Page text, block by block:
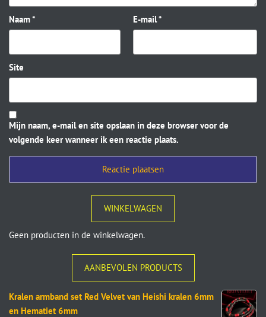
Naam* E-mail*
Site
Mijn naam, e-mail en site opslaan in deze browser voor de
volgende keer wanneer ik een reactie plaats.
WINKELWAGEN
Geen producten in de winkelwagen.
AANBEVOLEN PRODUCTS
Kralen armband set Red Velvet van Heishi kralen 6mm
en Hematiet 6mm